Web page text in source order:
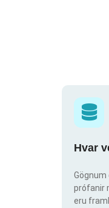
Hvar
prófanir
eru